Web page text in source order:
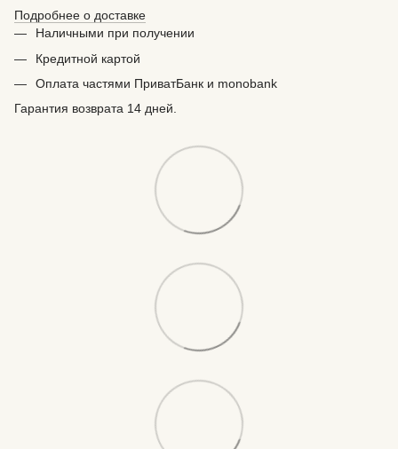
Подробнее о доставке
Наличными при получении
Кредитной картой
Оплата частями ПриватБанк и monobank
Гарантия возврата 14 дней.